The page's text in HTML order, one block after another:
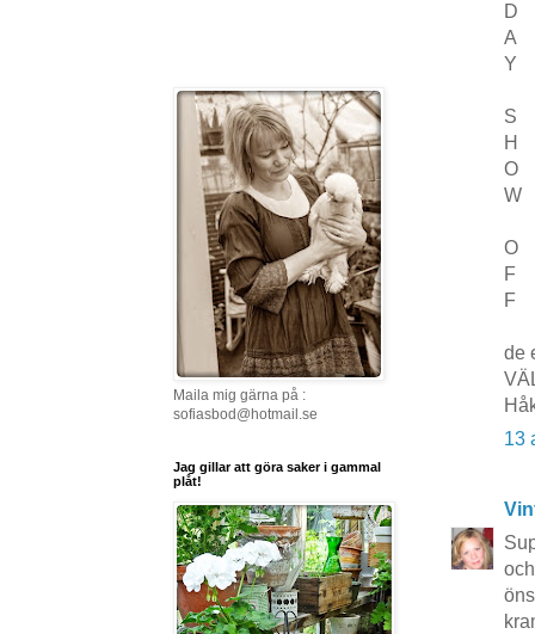
D
A
Y
S
H
O
W
O
F
F
de
13
Maila mig gärna på :
sofiasbod@hotmail.se
Jag gillar att göra saker i gammal
plåt!